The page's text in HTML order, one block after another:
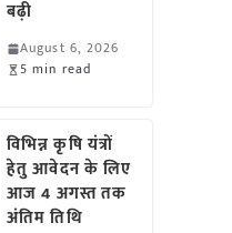
बढ़ी
August 6, 2026
5 min read
विभिन्न कृषि यंत्रों
हेतु आवेदन के लिए
आज 4 अगस्त तक
अंतिम तिथि